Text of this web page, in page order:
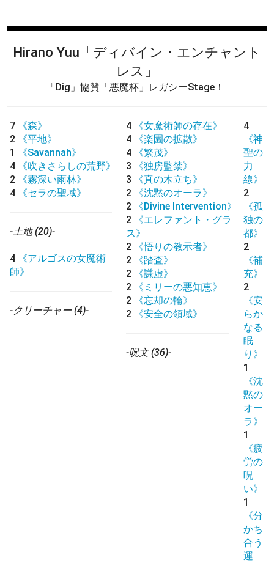
Hirano Yuu 「ディバイン・エンチャント
レス」
「Dig」協賛「悪魔杯」レガシーStage！
7
《森》
2
《平地》
1
《Savannah》
4
《吹きさらしの荒野》
2
《霧深い雨林》
4
《セラの聖域》
-土地 (20)-
4
《アルゴスの女魔術
師》
-クリーチャー (4)-
4
《女魔術師の存在》
4
《楽園の拡散》
4
《繁茂》
3
《独房監禁》
3
《真の木立ち》
2
《沈黙のオーラ》
2
《Divine Intervention》
2
《エレファント・グラ
ス》
2
《悟りの教示者》
2
《踏査》
2
《謙虚》
2
《ミリーの悪知恵》
2
《忘却の輪》
2
《安全の領域》
-呪文 (36)-
4
《神
聖の
力
線》
2
《孤
独の
都》
2
《補
充》
2
《安
らか
なる
眠
り》
1
《沈
黙の
オー
ラ》
1
《疲
労の
呪
い》
1
《分
かち
合う
運